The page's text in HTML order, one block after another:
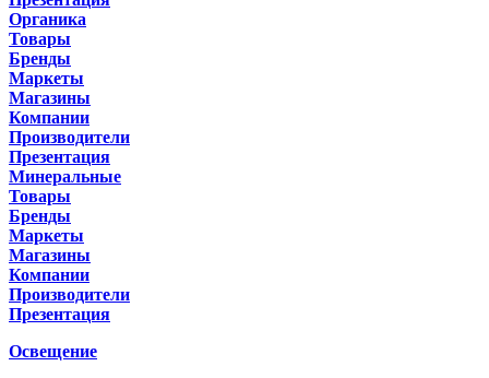
Органика
Товары
Бренды
Маркеты
Магазины
Компании
Производители
Презентация
Минеральные
Товары
Бренды
Маркеты
Магазины
Компании
Производители
Презентация
Освещение